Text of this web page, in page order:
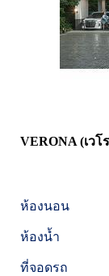
VERONA (เวโ
ห้องนอน
ห้องน้ำ
ที่จอดรถ